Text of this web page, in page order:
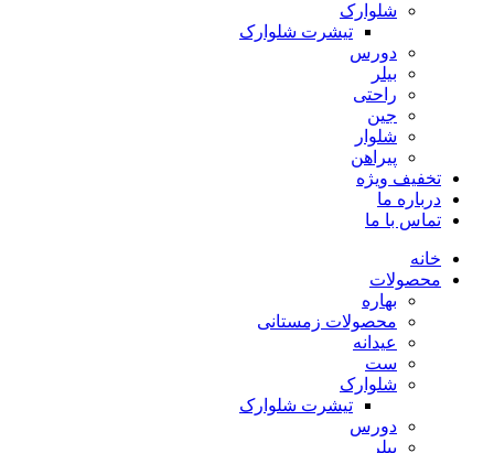
شلوارک
تیشرت شلوارک
دورس
بیلر
راحتی
جین
شلوار
پیراهن
تخفیف ویژه
درباره ما
تماس با ما
خانه
محصولات
بهاره
محصولات زمستانی
عیدانه
ست
شلوارک
تیشرت شلوارک
دورس
بیلر